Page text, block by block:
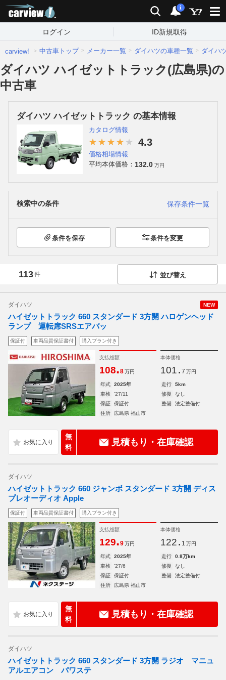
検索 通知
i
ログイン ID新規取得
carview! 中古車トップ メーカー一覧 ダイハツの車種一覧 ダイハ
ダイハツ ハイゼットトラック(広島県)の
中古車
ダイハツ ハイゼットトラック の基本情報
カタログ情報
4.3
価格相場情報
平均本体価格： 132.0 万円
検索中の条件 保存条件一覧
条件を保存 条件を変更
113件 並び替え
NEW
ダイハツ
ハイゼットトラック 660 スタンダード 3方開 ハロゲンヘッド
ランプ 運転席SRSエアバッ
保証付 車両品質保証書付 購入プラン付き
支払総額
108.8 万円
本体価格
101. 7 万円
年式 2025年 走行
5km
車検
'27/11 修復
なし
保証
保証付 整備
法定整備付
住所
広島県 福山市
無
料
見積もり・在庫確認
ダイハツ
ハイゼットトラック 660 ジャンボ スタンダード 3方開 ディス
プレオーディオ Apple
保証付 車両品質保証書付 購入プラン付き
支払総額
129.9 万円
本体価格
122. 1 万円
年式 2025年 走行
0.8万km
車検
'27/6 修復
なし
保証
保証付 整備
法定整備付
住所
広島県 福山市
無
料
見積もり・在庫確認
ダイハツ
ハイゼットトラック 660 スタンダード 3方開 ラジオ マニュ
アルエアコン パワステ